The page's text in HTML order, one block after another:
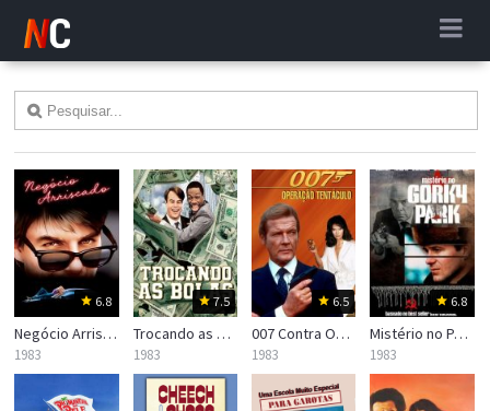
6.8
Negócio Arriscado
1983
7.5
Trocando as Bolas
1983
6.5
007 Contra Octopussy
1983
6.8
Mistério no Parque Gorki
1983